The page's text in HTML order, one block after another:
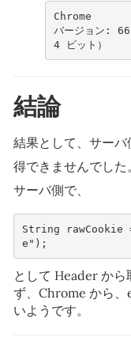
Chrome
バージョン:
4 ビット）
結論
結果として、サー
得できませんでした。
サーバ側で、
String rawCookie
e" );
として Header から
ず、Chrome から
いようです。